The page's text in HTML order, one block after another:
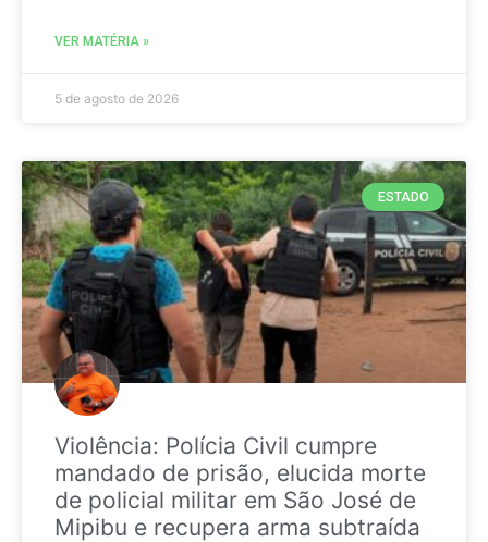
VER MATÉRIA »
5 de agosto de 2026
ESTADO
Violência: Polícia Civil cumpre
mandado de prisão, elucida morte
de policial militar em São José de
Mipibu e recupera arma subtraída